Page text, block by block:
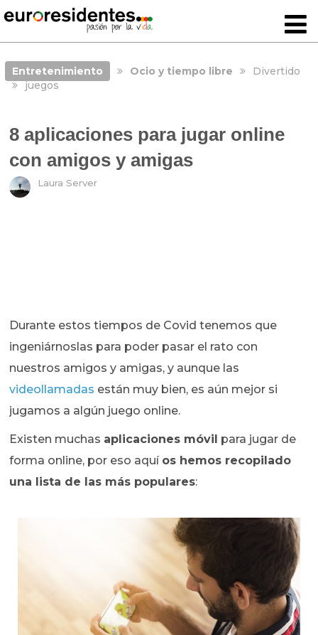
Entretenimiento Ocio y tiempo libre
Divertido
juegos
8 aplicaciones para jugar online
con amigos y amigas
Laura Server
Durante estos tiempos de Covid tenemos que
ingeniárnoslas para poder pasar el rato con
nuestros amigos y amigas, y aunque las
videollamadas están muy bien, es aún mejor si
jugamos a algún juego online.
Existen muchas aplicaciones móvil para jugar de
forma online, por eso aquí os hemos recopilado
una lista de las más populares: